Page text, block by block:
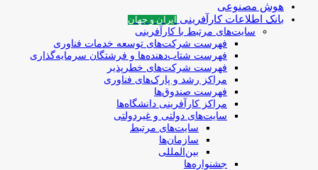
هوش مصنوعی
بانک اطلاعات کارآفرینی
ایران و جهان
سایت‌های مرتبط با کارآفرینی
فهرست شرکت‌های‌‌ توسعه‌ خدمات فناوری
فهرست شتاب‌دهنده‌ها‌ و فرشتگان‌ سرمایه‌گذاری
فهرست شرکت‌های خطرپذیر
مراکز رشد و پارک‌های فناوری
فهرست صندوق‌ها
مراکز کارآفرینی دانشگاه‌ها
سایت‌های دولتی و غیردولتی
سایت‌های مرتبط
سازمان‌ها
بین‌المللی
جشنواره‌ها